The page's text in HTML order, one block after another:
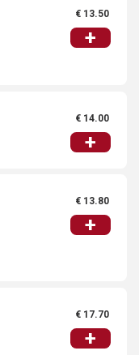
€ 13.50
+
€ 14.00
+
€ 13.80
+
€ 17.70
+